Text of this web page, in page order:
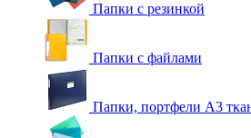
Папки с резинкой
Папки с файлами
Папки, портфели А3